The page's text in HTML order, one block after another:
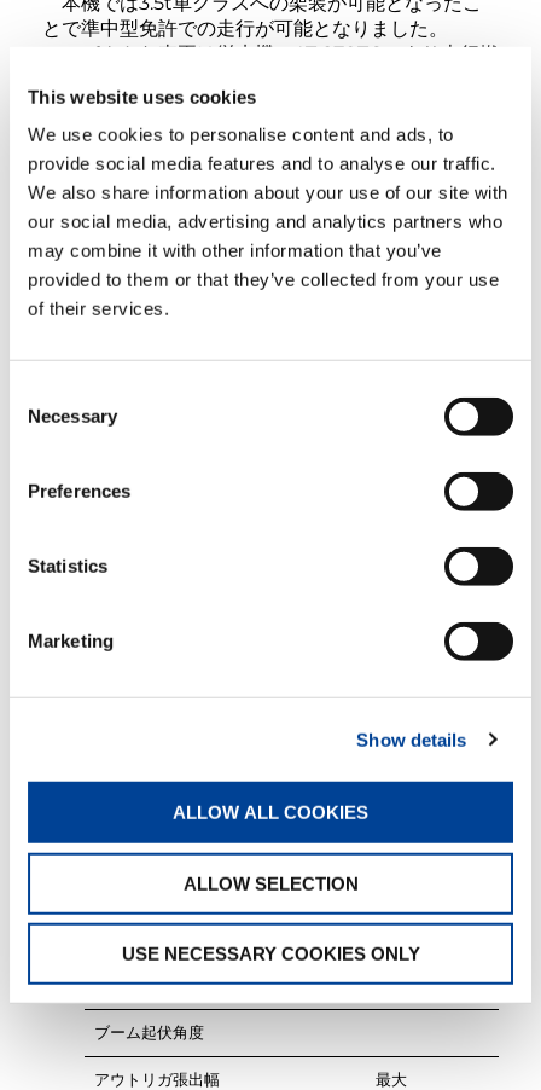
This website uses cookies
We use cookies to personalise content and ads, to
provide social media features and to analyse our traffic.
We also share information about your use of our site with
our social media, advertising and analytics partners who
may combine it with other information that you’ve
provided to them or that they’ve collected from your use
of their services.
Selection
Necessary
Preferences
Statistics
Marketing
Show details
ALLOW ALL COOKIES
ALLOW SELECTION
USE NECESSARY COOKIES ONLY
とで準中型免許での走行が可能となりました。
コンパクトな車両は従来機（AT-270TG）より走行燃
貢献しております。
■扉付きバスケットの採用
バスケットへの乗り降りが容易な扉付きのバケッ
トを採用しました。
扉付きとすることでフルハーネス型墜落制止用器具
装置の装着時でも、容易にバケットへの乗り降りが
できるようになり、作業者の負担軽減と作業性の向
採用し安全性にも配慮しております。（JIS規格対
製品名：AT-280XTG
販売価格：2,190万円[税別] ※シャーシ価格含みま
発売日：2023年4月3日（月）
型式
最大作業半径
バスケット内寸法 (長さ × 幅 × 深さ)
ブーム長さ
ブーム起伏角度
アウトリガ張出幅 最大